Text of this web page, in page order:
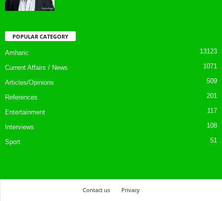
POPULAR CATEGORY
Amharic 13123
Current Affairs / News 1071
Articles/Opinions 509
References 201
Entertainment 117
Interviews 108
Sport 51
Contact us Privacy